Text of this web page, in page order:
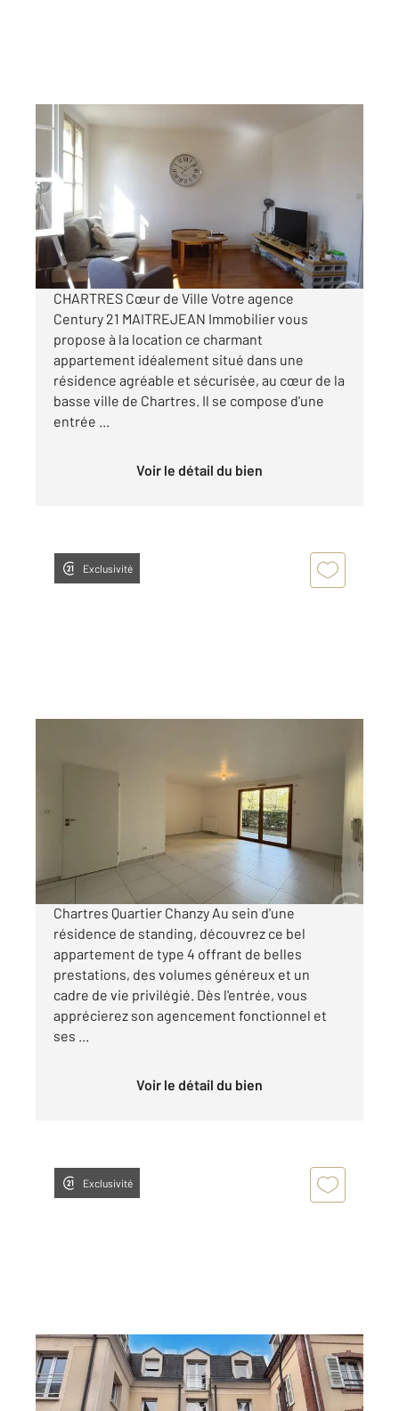
CHARTRES 28
55,82 m
, 2 pièces
Ref : 28443
Appartement T2 à louer
730 €
par mois charges comprises
CHARTRES Cœur de Ville Votre agence
Century 21 MAITREJEAN Immobilier vous
propose à la location ce charmant
appartement idéalement situé dans une
résidence agréable et sécurisée, au cœur de la
basse ville de Chartres. Il se compose d'une
entrée ...
Voir le détail du bien
Exclusivité
Appartement F4 à louer
1 190 €
par mois charges comprises
Chartres Quartier Chanzy Au sein d'une
résidence de standing, découvrez ce bel
appartement de type 4 offrant de belles
prestations, des volumes généreux et un
cadre de vie privilégié. Dès l'entrée, vous
apprécierez son agencement fonctionnel et
ses ...
Voir le détail du bien
Exclusivité
CHARTRES 28
41 m
, 2 pièces
Ref : 28416